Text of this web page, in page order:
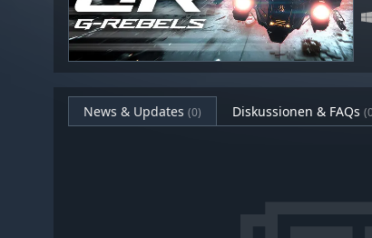
News & Updates (0) Diskussionen & FAQs